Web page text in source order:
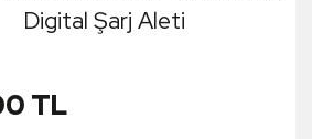
Digital Şarj Aleti
TL